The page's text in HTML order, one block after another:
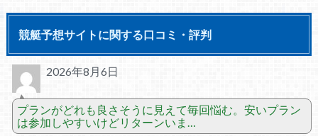
競艇予想サイトに関する口コミ・評判
2026年8月6日
プランがどれも良さそうに見えて毎回悩む。安いプラン
は参加しやすいけどリターンいま…